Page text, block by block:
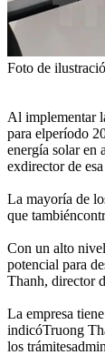
Foto de
Al implementar
para elperíodo
energía solar en
exdirector de
La mayoría de
que
Con un alto
potencial para
Thanh, director
La empresa
indicóTruong
los